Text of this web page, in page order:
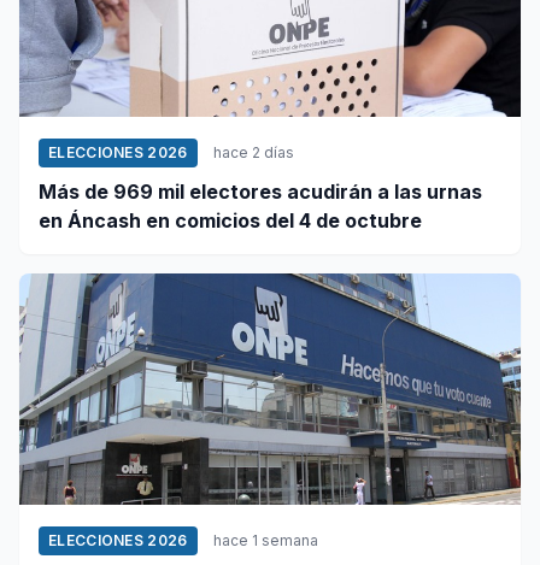
ELECCIONES 2026 hace 2 días
Más de 969 mil electores acudirán a las urnas
en Áncash en comicios del 4 de octubre
ELECCIONES 2026 hace 1 semana